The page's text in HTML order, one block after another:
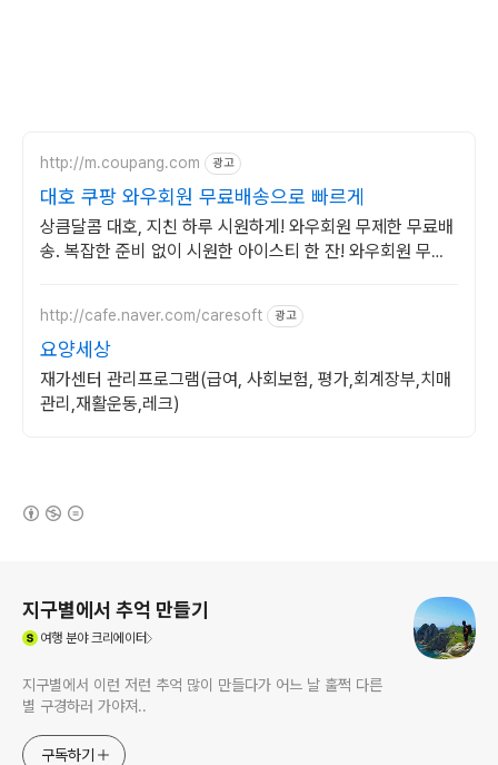
http://m.coupang.com 광고
대호 쿠팡 와우회원 무료배송으로 빠르게
상큼달콤 대호, 지친 하루 시원하게! 와우회원 무제한 무료배
송. 복잡한 준비 없이 시원한 아이스티 한 잔! 와우회원 무료
http://cafe.naver.com/caresoft 광고
요양세상
재가센터 관리프로그램(급여, 사회보험, 평가,회계장부,치매
관리,재활운동,레크)
지구별에서 추억 만들기
여행분야 크리에이터
지구별에서 이런 저런 추억 많이 만들다가 어느 날 훌쩍 다른
별 구경하러 가야져..
구독하기